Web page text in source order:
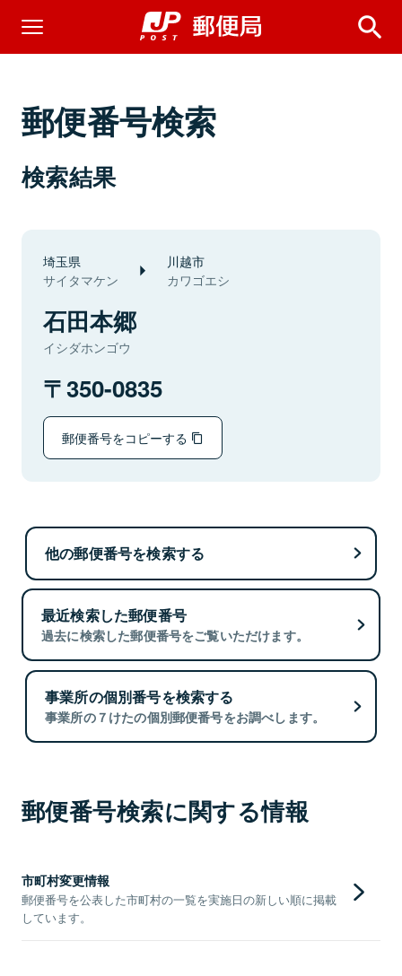
郵便番号検索
検索結果
埼玉県
サイタマケン
川越市
カワゴエシ
石田本郷
イシダホンゴウ
350-0835
郵便番号をコピーする
他の郵便番号を検索する
最近検索した郵便番号
過去に検索した郵便番号をご覧いただけます。
事業所の個別番号を検索する
事業所の７けたの個別郵便番号をお調べします。
郵便番号検索に関する情報
市町村変更情報
郵便番号を公表した市町村の一覧を実施日の新しい順に掲載
しています。